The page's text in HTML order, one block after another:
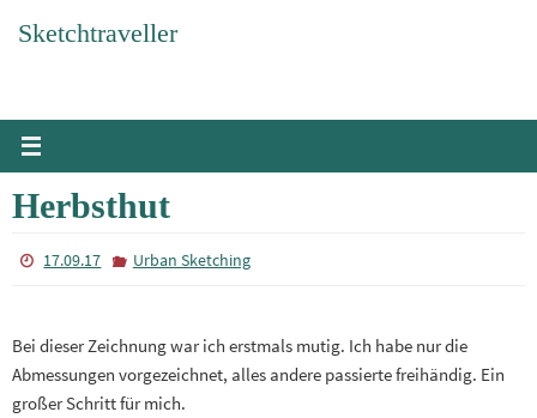
InhaltSketchtraveller
Herbsthut
17.09.17 Urban Sketching
Bei dieser Zeichnung war ich erstmals mutig. Ich habe nur die
Abmessungen vorgezeichnet, alles andere passierte freihändig. Ein
großer Schritt für mich.